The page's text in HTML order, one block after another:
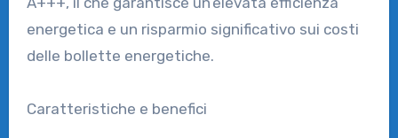
energetica e un risparmio significativo sui costi
delle bollette energetiche.
Caratteristiche e benefici